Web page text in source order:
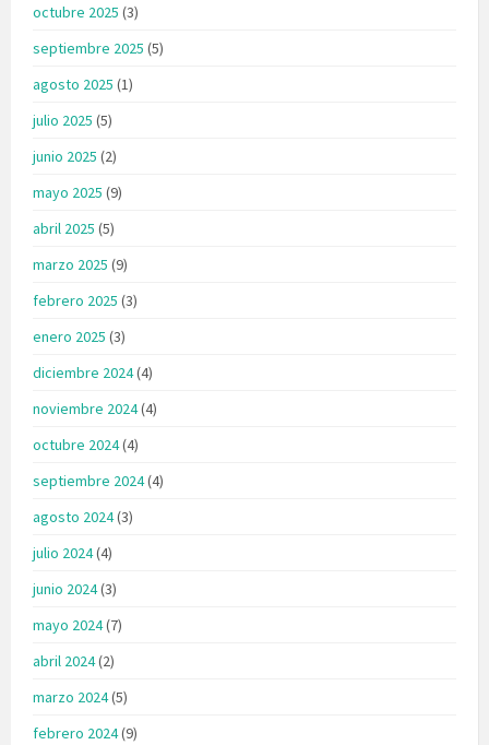
octubre 2025 (3)
septiembre 2025 (5)
agosto 2025 (1)
julio 2025 (5)
junio 2025 (2)
mayo 2025 (9)
abril 2025 (5)
marzo 2025 (9)
febrero 2025 (3)
enero 2025 (3)
diciembre 2024(4)
noviembre 2024(4)
octubre 2024(4)
septiembre 2024(4)
agosto 2024(3)
julio 2024(4)
junio 2024(3)
mayo 2024(7)
abril 2024(2)
marzo 2024(5)
febrero 2024(9)